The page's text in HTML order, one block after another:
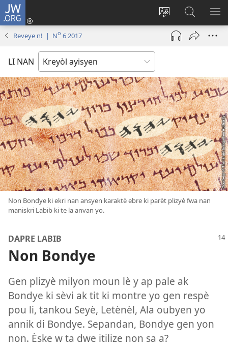
JW.ORG
Chanje
lang
sit
Konekte
(opens
window)
Fè
rechèch
sou
Reveye n! | No 6 2017
LI NAN
Non Bondye ki ekri nan ansyen karaktè ebre ki parèt plizyè fwa nan
maniskri Labib ki te la anvan yo.
DAPRE LABIB
Non Bondye
Gen plizyè milyon moun lè y ap pale ak
Bondye ki sèvi ak tit ki montre yo gen respè
pou li, tankou Seyè, Letènèl, Ala oubyen yo
annik di Bondye. Sepandan, Bondye gen yon
non. Èske w ta dwe itilize non sa a?